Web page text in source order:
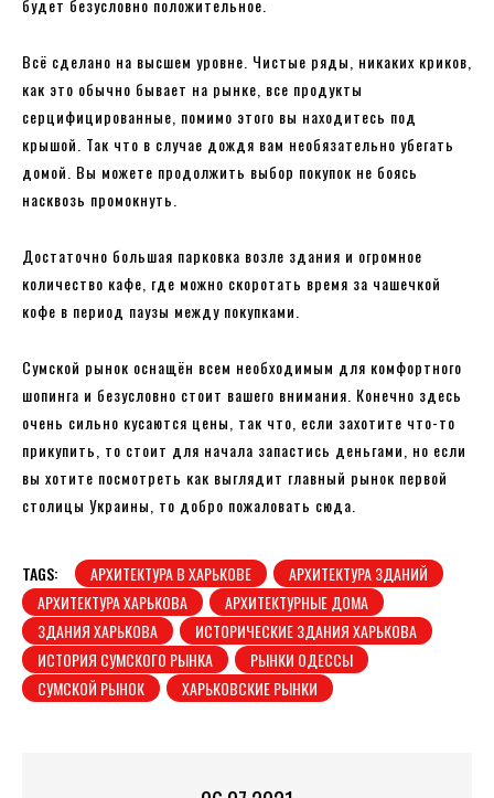
будет безусловно положительное.
Всё сделано на высшем уровне. Чистые ряды, никаких криков,
как это обычно бывает на рынке, все продукты
серцифицированные, помимо этого вы находитесь под
крышой. Так что в случае дождя вам необязательно убегать
домой. Вы можете продолжить выбор покупок не боясь
насквозь промокнуть.
Достаточно большая парковка возле здания и огромное
количество кафе, где можно скоротать время за чашечкой
кофе в период паузы между покупками.
Сумской рынок оснащён всем необходимым для комфортного
шопинга и безусловно стоит вашего внимания. Конечно здесь
очень сильно кусаются цены, так что, если захотите что-то
прикупить, то стоит для начала запастись деньгами, но если
вы хотите посмотреть как выглядит главный рынок первой
столицы Украины, то добро пожаловать сюда.
TAGS: АРХИТЕКТУРА В ХАРЬКОВЕ
АРХИТЕКТУРА ЗДАНИЙ
АРХИТЕКТУРА ХАРЬКОВА
АРХИТЕКТУРНЫЕ ДОМА
ЗДАНИЯ ХАРЬКОВА
ИСТОРИЧЕСКИЕ ЗДАНИЯ ХАРЬКОВА
ИСТОРИЯ СУМСКОГО РЫНКА
РЫНКИ ОДЕССЫ
СУМСКОЙ РЫНОК
ХАРЬКОВСКИЕ РЫНКИ